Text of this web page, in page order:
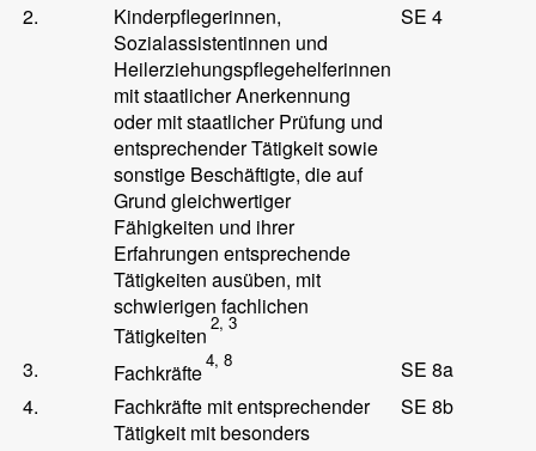
2.
Kinderpflegerinnen,
Sozialassistentinnen und
Heilerziehungspflegehelferinnen
mit staatlicher Anerkennung
oder mit staatlicher Prüfung und
entsprechender Tätigkeit sowie
sonstige Beschäftigte, die auf
Grund gleichwertiger
Fähigkeiten und ihrer
Erfahrungen entsprechende
Tätigkeiten ausüben, mit
schwierigen fachlichen
Tätigkeiten 2, 3
SE 4
3. Fachkräfte4, 8
SE 8a
4.
Fachkräfte mit entsprechender
Tätigkeit mit besonders
SE 8b